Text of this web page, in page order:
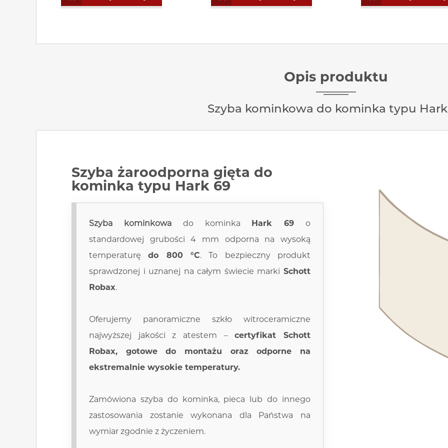
Opis produktu
Szyba kominkowa do kominka typu
Szyba żaroodporna gięta do
kominka typu Hark 69
Szyba kominkowado kominka Hark 69 o
standardowej grubości 4 mm odporna na wysoką
temperaturędo 800 °C. To bezpieczny produkt
sprawdzonej i uznanej na całym świecie marki Schott
Robax.
Oferujemy panoramiczne szkło witroceramiczne
najwyższej jakości z atestem –certyfikat Schott
Robax, gotowe do montażu oraz odporne na
ekstremalnie wysokie temperatury.
Zamówiona szyba do kominka, pieca lub do innego
zastosowania zostanie wykonana dla Państwa na
wymiar zgodnie z życzeniem.